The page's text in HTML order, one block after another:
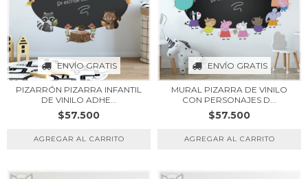
ENVÍO GRATIS
PIZARRÓN PIZARRA INFANTIL
DE VINILO ADHE...
$57.500
ENVÍO GRATIS
MURAL PIZARRA DE VINILO
CON PERSONAJES D...
$57.500